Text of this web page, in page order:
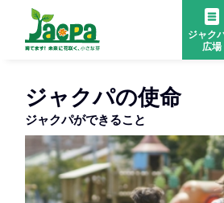
ジャク
広場
ジャクパの使命
ジャクパができること